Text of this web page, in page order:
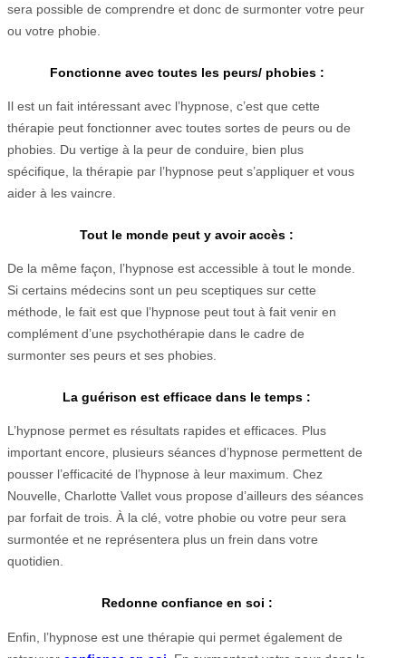
sera possible de comprendre et donc de surmonter votre peur
ou votre phobie.
Fonctionne avec toutes les peurs/ phobies :
Il est un fait intéressant avec l’hypnose, c’est que cette
thérapie peut fonctionner avec toutes sortes de peurs ou de
phobies. Du vertige à la peur de conduire, bien plus
spécifique, la thérapie par l’hypnose peut s’appliquer et vous
aider à les vaincre.
Tout le monde peut y avoir accès :
De la même façon, l’hypnose est accessible à tout le monde.
Si certains médecins sont un peu sceptiques sur cette
méthode, le fait est que l’hypnose peut tout à fait venir en
complément d’une psychothérapie dans le cadre de
surmonter ses peurs et ses phobies.
La guérison est efficace dans le temps :
L’hypnose permet es résultats rapides et efficaces. Plus
important encore, plusieurs séances d’hypnose permettent de
pousser l’efficacité de l’hypnose à leur maximum. Chez
Nouvelle, Charlotte Vallet vous propose d’ailleurs des séances
par forfait de trois. À la clé, votre phobie ou votre peur sera
surmontée et ne représentera plus un frein dans votre
quotidien.
Redonne confiance en soi :
Enfin, l’hypnose est une thérapie qui permet également de